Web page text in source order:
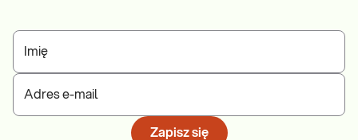
Imię
Adres e-mail
Zapisz się